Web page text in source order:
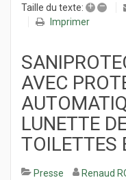
Taille du texte: + –
Imprimer
AVEC
LUNETTE
TOILETTES
Presse Renaud